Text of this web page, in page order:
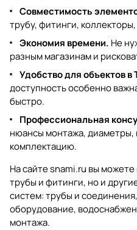
Совместимость
трубу, фитинги,
Экономия времени. Не
разным магазинам и
Удобство для объектов в
доступность особенно
быстро.
Профессиональная
нюансы монтажа, диаметры,
комплектацию.
На сайтеsnami.ru вы можете
трубы и фитинги, но и
систем:трубы и соединения,
оборудование,
монтажа.